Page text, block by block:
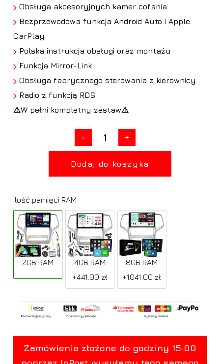
Obsługa akcesoryjnych kamer cofania
Bezprzewodowa funkcja Android Auto i Apple
CarPlay
Polska instrukcja obsługi oraz montażu
Funkcja Mirror-Link
Obsługa fabrycznego sterowania z kierownicy
Radio z funkcją RDS
⚠️W pełni kompletny zestaw⚠️
Dodaj do koszyka
Ilość pamięci RAM
2GB RAM
4GB RAM
+441.00 zł
8GB RAM
+1041.00 zł